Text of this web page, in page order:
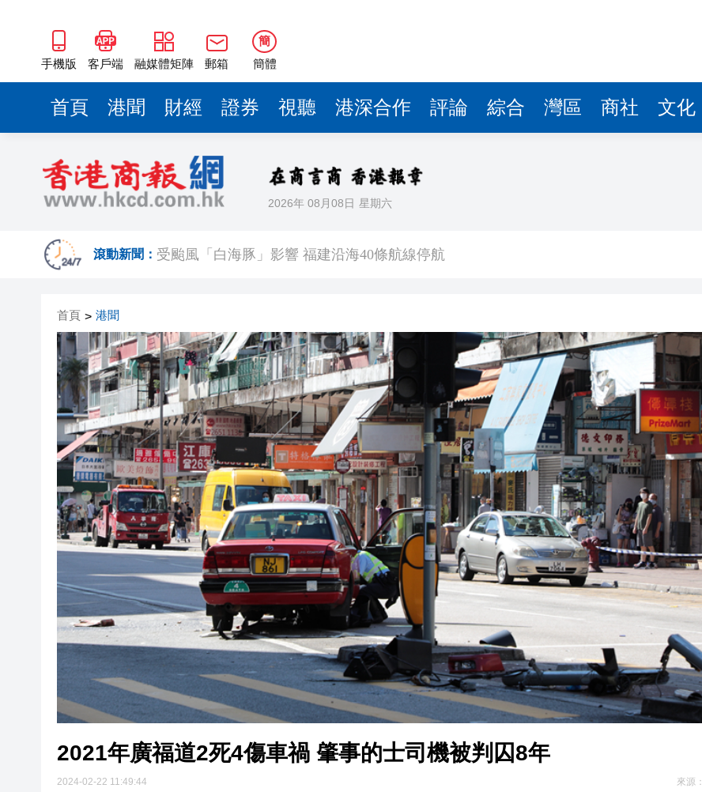
手機版 客戶端 融媒體矩陣 郵箱
簡
簡體
首頁 港聞 財經 證券 視聽 港深合作 評論 綜合 灣區 商社 文化
2026年 08月08日 星期六
滾動新聞： 受颱風「白海豚」影響 福建沿海40條航線停航
特朗普宣布：向關鍵礦產和電池項目投資30億美元
【財通AH】百利天恒再次向港交所遞交上市申請，業績大幅波動，客戶集中度高
有片｜《愛·回家之開心速遞》結束十年情 台前幕後不捨 3000粉絲齊聚
東涌巴士與電單車相撞 鐵騎士捲車底留醫14小時不治
首頁 > 港聞
2021年廣福道2死4傷車禍 肇事的士司機被判囚8年
2024-02-22 11:49:44 來源：